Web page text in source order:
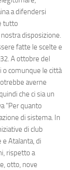
a difendersi
tutto
disposizione.
fatte le scelte e
A ottobre del
o comunque le città
averne
che ci sia un
"Per quanto
di sistema. In
di club
Atalanta, di
rispetto a
otto, nove